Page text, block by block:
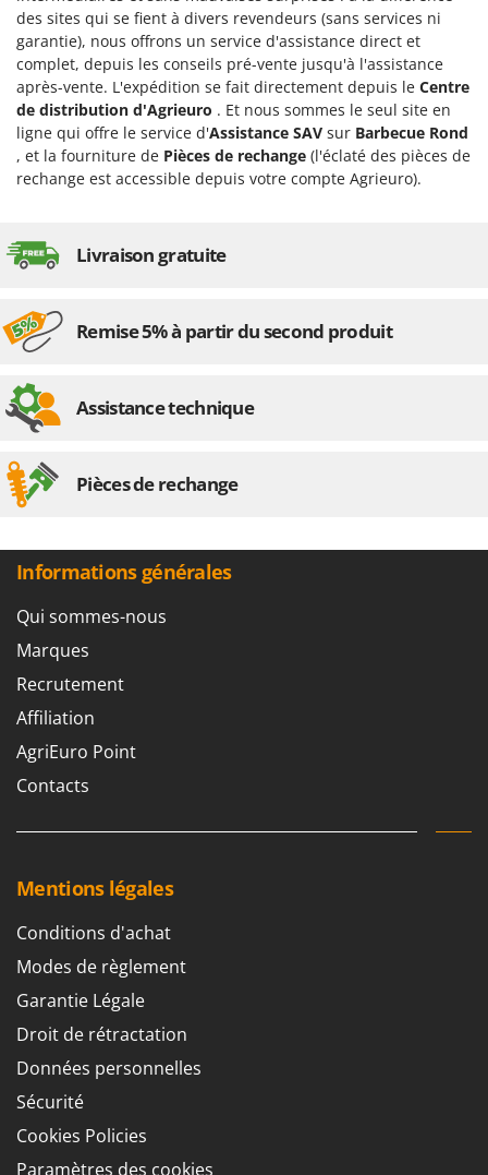
Resto Italia
Ribimex
Ripartrak
Ritter
River Systems
Robomow
Royal Food
Ryobi
S
Santos
Silky
Sirman
Skil
Smartwood
Smeg
Snapper
Solidur
Spice Electronics
Spring Protezione
Spyro
Stanley
Stiga
Stocker
Sunseeker
T
des sites qui se fient à divers revendeurs (sans services ni
garantie), nous offrons un service d'assistance direct et
complet, depuis les conseils pré-vente jusqu'à l'assistance
après-vente. L'expédition se fait directement depuis le Centre
de distribution d'Agrieuro . Et nous sommes le seul site en
ligne qui offre le service d'Assistance SAV sur Barbecue Rond
, et la fourniture de Pièces de rechange (l'éclaté des pièces de
rechange est accessible depuis votre compte Agrieuro).
Livraison gratuite
Remise 5% à partir du second produit
Assistance technique
Pièces de rechange
Informations générales
Qui sommes-nous
Marques
Recrutement
Affiliation
AgriEuro Point
Contacts
Mentions légales
Conditions d'achat
Modes de règlement
Garantie Légale
Droit de rétractation
Données personnelles
Sécurité
Cookies Policies
Paramètres des cookies